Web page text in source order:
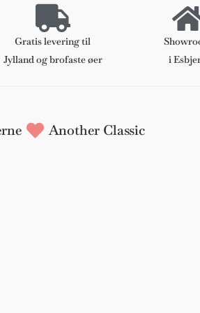
Gratis levering til
Jylland og brofaste øer
i
Another Classic